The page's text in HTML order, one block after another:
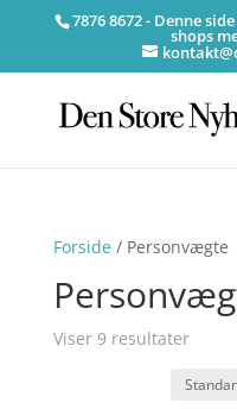
7876 8672 - Denne
shops
Forside/ Personvægte
Viser 9 resultater